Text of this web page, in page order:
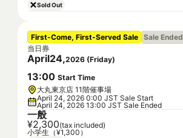
Sold Out
First-Come, First-Served Sale Sale Ended
当日券
April24,2026 (Friday)
13:00 Start Time
大丸東京店 11階催事場
April 24, 2026 0:00 JST Sale Start
April 24, 2026 13:00 JST Sale Ended
一般
¥2,300(tax included)
小学生（¥1,300）